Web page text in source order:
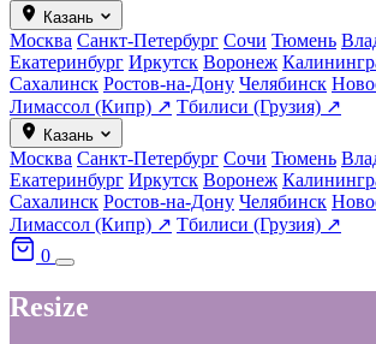
Казань
Москва Санкт-Петербург Сочи Тюмень
Екатеринбург Иркутск Воронеж
Сахалинск Ростов-на-Дону Челябинск
Лимассол (Кипр) ↗ Тбилиси (Грузия) ↗
Казань
Москва Санкт-Петербург Сочи Тюмень
Екатеринбург Иркутск Воронеж
Сахалинск Ростов-на-Дону Челябинск
Лимассол (Кипр) ↗ Тбилиси (Грузия) ↗
0
Resize